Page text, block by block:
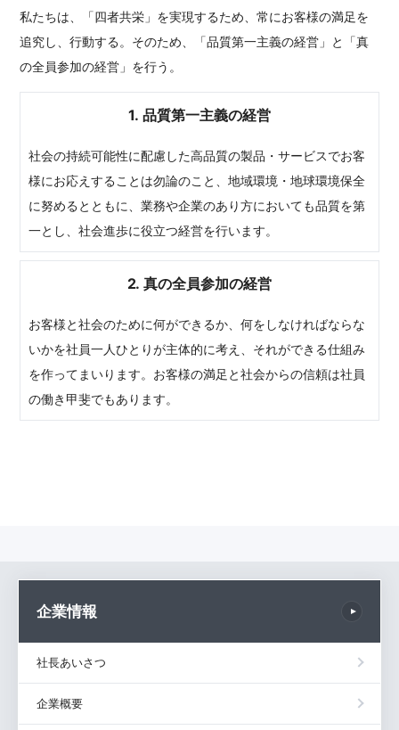
企業情報
社長あいさつ
企業概要
私たちは、「四者共栄」を実現するため、常にお客様の満足を
追究し、行動する。そのため、「品質第一主義の経営」と「真
の全員参加の経営」を行う。
1. 品質第一主義の経営
社会の持続可能性に配慮した高品質の製品・サービスでお客
様にお応えすることは勿論のこと、地域環境・地球環境保全
に努めるとともに、業務や企業のあり方においても品質を第
一とし、社会進歩に役立つ経営を行います。
2. 真の全員参加の経営
お客様と社会のために何ができるか、何をしなければならな
いかを社員一人ひとりが主体的に考え、それができる仕組み
を作ってまいります。お客様の満足と社会からの信頼は社員
の働き甲斐でもあります。